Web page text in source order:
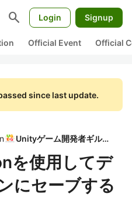
search Login Signup
Official Event Official
since last update.
Unityゲーム開発者ギルド
を使用してデ
にセーブする